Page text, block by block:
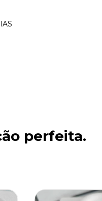
perfeita.